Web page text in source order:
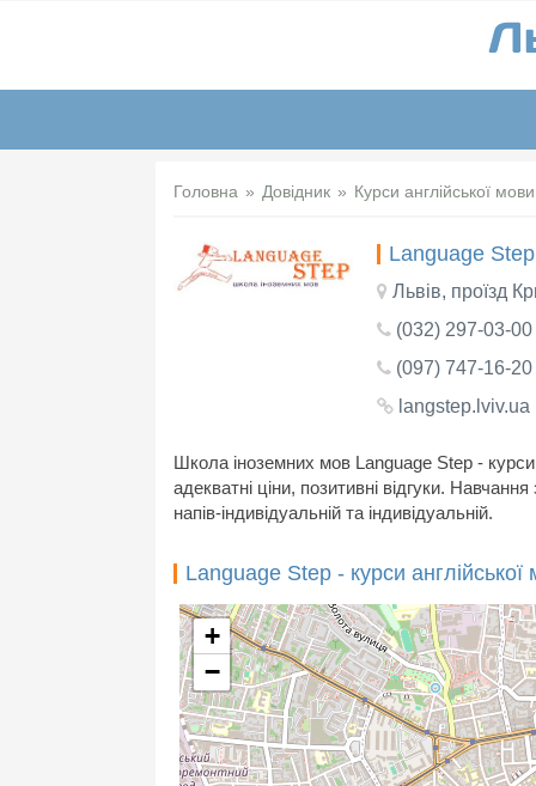
Головна Довідник Курси англійської мови
Language Step
Львів, проїзд
(032) 297-03-00
(097) 747-16-20
langstep.lviv.ua
Школа іноземних мов Language Step -
адекватні ціни, позитивні відгуки.
напів-індивідуальній та індивідуальній.
Language Step - курси
+
−